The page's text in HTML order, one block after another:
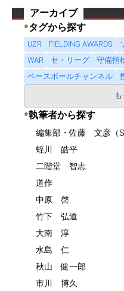
アーカイブ
●タグから探す
UZR FIELDING AWARDS
WAR
セ・リーグ 守備指
ベースボールチャンネル
●執筆者から探す
編集部・佐藤 文彦（
蛭川 皓平
二階堂 智志
道作
中原 啓
竹下 弘道
大南 淳
水島 仁
秋山 健一郎
市川 博久